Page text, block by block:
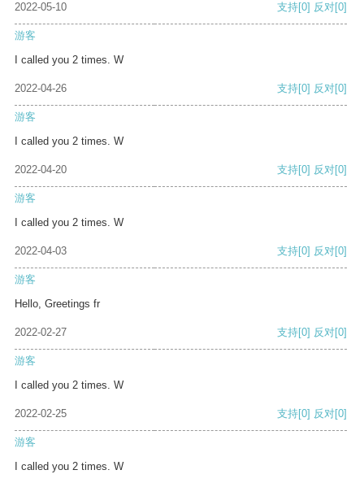
2022-05-10 支持[0] 反对[0]
游客
I called you 2 times. W
2022-04-26 支持[0] 反对[0]
游客
I called you 2 times. W
2022-04-20 支持[0] 反对[0]
游客
I called you 2 times. W
2022-04-03 支持[0] 反对[0]
游客
Hello, Greetings fr
2022-02-27 支持[0] 反对[0]
游客
I called you 2 times. W
2022-02-25 支持[0] 反对[0]
游客
I called you 2 times. W